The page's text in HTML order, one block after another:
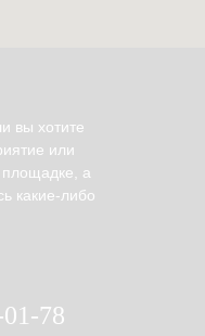
вы хотите
или
а
какие-либо
78